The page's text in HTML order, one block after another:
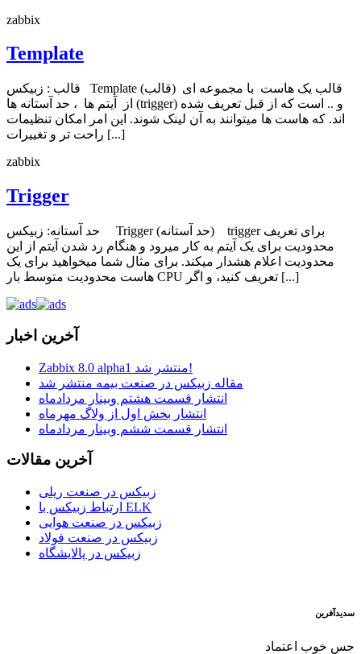
zabbix
Template
قالب : زبیکس Template (قالب) قالب یک هاست با مجموعه ای
از آیتم ها ، حد آستانه ها (trigger) و .. است که از قبل تعریف شده
اند. که هاست ها میتوانند به آن لینک شوند. این امر امکان تنظیمات
راحت تر و تغییرات [...]
zabbix
Trigger
حد آستانه: زبیکس Trigger (حد آستانه) trigger برای تعریف
محدودیت برای یک آیتم به کار میرود و هنگام رد شدن آیتم از این
محدودیت اعلام هشدار میکند. برای مثال شما میخواهید برای یک
هاست محدودیت متوسط بار CPU تعریف کنید، و اگر [...]
آخرین اخبار
Zabbix 8.0 alpha1 منتشر شد!
مقاله زبیکس در صنعت بیمه منتشر شد
انتشار قسمت هشتم وبینار مردادماه
انتشار بخش اول از ولاگ مهرماه
انتشار قسمت ششم وبینار مردادماه
آخرین مقالات
زبیکس در صنعت ریلی
ارتباط زبیکس با ELK
زبیکس در صنعت هوایی
زبیکس در صنعت فولاد
زبیکس در پالایشگاه
سدید‌آفرین
حس خوب اعتماد